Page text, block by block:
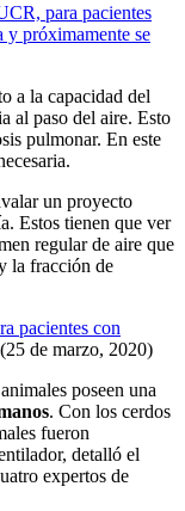
para pacientes
próximamente se
a la capacidad del
al paso del aire. Esto
pulmonar. En este
un proyecto
Estos tienen que ver
regular de aire que
la fracción de
pacientes con
(25 de marzo, 2020)
poseen una
. Con los cerdos
fueron
detalló el
expertos de